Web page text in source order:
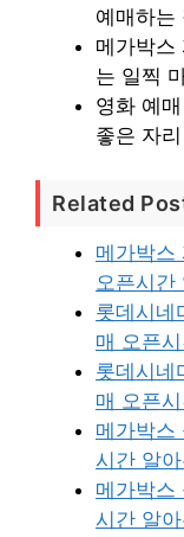
예매하는
메가박스
는 일찍
영화 예
좋은 자
Related
메가박스
오픈시간
롯데시네
매 오픈
롯데시네
매 오픈
메가박스
시간 알
메가박스
시간 알